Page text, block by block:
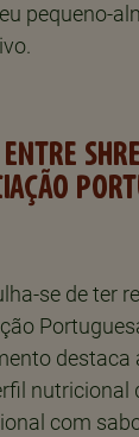
pequeno-
se de ter
nutricional
com